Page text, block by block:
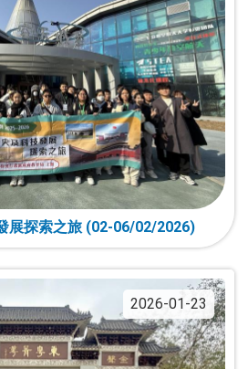
展探索之旅 (02-06/02/2026)
2026-01-23